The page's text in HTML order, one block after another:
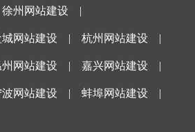
徐州网站建设 |
城网站建设 |杭州网站建设 |
州网站建设 |嘉兴网站建设 |
波网站建设 |蚌埠网站建设 |